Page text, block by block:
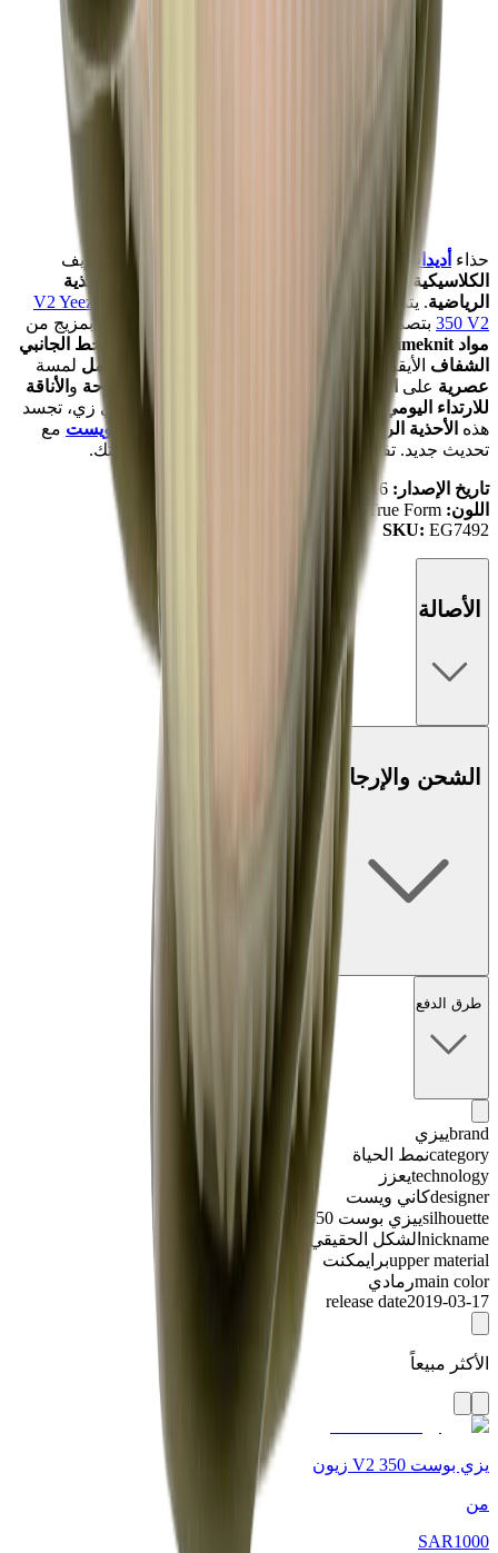
حذاء أديداس ييزي بوست 350 V2
يعيد تعريف
الكلاسيكيةبـ
محبي الأحذية
الرياضية. يتميز هذا الإصدار من
ييزي بوست 350 V2 Yeezy Boost
350 V2 بتصميم ألوان
النابض بالحياة، ويبرز بمزيج من
مواد Primeknit
لإطلالة ، بالإضافة إلى تفاصيل
الخط الجانبي
الشفاف الأيقوني.
لمسة
عصرية على التصميم الكلاسيكي ، مما يوفر كل من الراحة و الأناقة
للارتداء اليومي
متنوعة
لأي زي، تجسد
هذه الأحذية الرياضية كاني ويست مع
تحديث جديد. تفقده في وارفع مستوى أناقتك.
تاريخ الإصدار: 16 مارس 2019
اللون: True Form/True Form/True Form
SKU: EG7492
الأصالة
الشحن والإرجاع
طرق الدفع
brandييزي
categoryنمط الحياة
technologyيعزز
designerكاني ويست
silhouetteييزي بوست 350
nickname الشكل الحقيقي
upper materialبرايمكنت
main colorرمادي
release date2019-03-17
الأكثر مبيعاً
يزي بوست 350 V2 زيون
من
SAR1000